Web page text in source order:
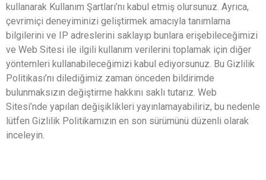
kullanarak Kullanım Şartları’nı kabul etmiş olursunuz. Ayrıca,
çevrimiçi deneyiminizi geliştirmek amacıyla tanımlama
bilgilerini ve IP adreslerini saklayıp bunlara erişebileceğimizi
ve Web Sitesi ile ilgili kullanım verilerini toplamak için diğer
yöntemleri kullanabileceğimizi kabul ediyorsunuz. Bu Gizlilik
Politikası’nı dilediğimiz zaman önceden bildirimde
bulunmaksızın değiştirme hakkını saklı tutarız. Web
Sitesi’nde yapılan değişiklikleri yayınlamayabiliriz, bu nedenle
lütfen Gizlilik Politikamızın en son sürümünü düzenli olarak
inceleyin.